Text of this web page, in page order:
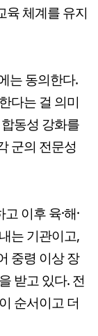
육 체계를 유지
는 동의한다.
다는 걸 의미
동성 강화를
군의 전문성
이후 육·해·
는 기관이고,
중령 이상 장
받고 있다. 전
순서이고 더